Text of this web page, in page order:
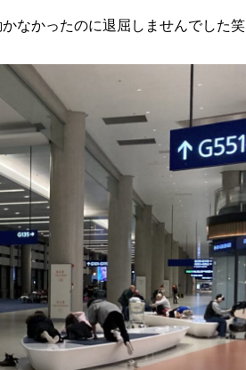
なかったのに退屈しませんでした笑